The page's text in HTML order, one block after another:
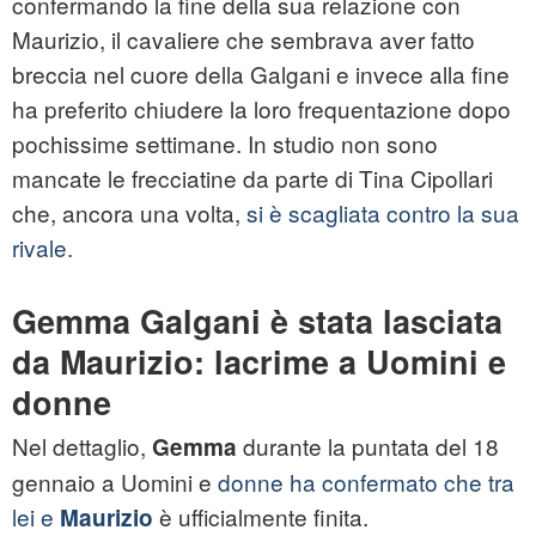
Maurizio, il cavaliere che sembrava aver fatto
breccia nel cuore della Galgani e invece alla fine
ha preferito chiudere la loro frequentazione dopo
pochissime settimane. In studio non sono
mancate le frecciatine da parte di Tina Cipollari
che, ancora una volta, si è scagliata contro la sua
rivale.
Gemma Galgani è stata lasciata
da Maurizio: lacrime a Uomini e
donne
Nel dettaglio, Gemma durante la puntata del 18
gennaio a Uomini e donne ha confermato che tra
lei e Maurizio è ufficialmente finita.